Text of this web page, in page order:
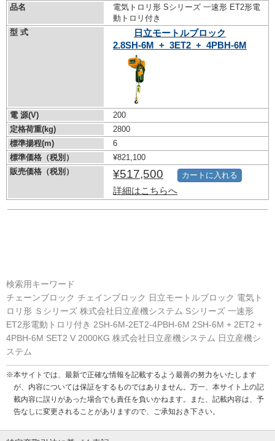
品名
電気トロリ形 Sシリーズ 一速形 ET2形電
動トロリ付き
型 式
日立モートルブロック
2.8SH-6M_+_3ET2_+_4PBH-6M
電 源(V)
200
定格荷重(kg)
2800
標準揚程(m)
6
標準価格（税別）
¥821,100
販売価格（税別）
¥517,500
詳細はこちらへ
カートに入れる
検索用キーワード
チェーンブロック チェインブロック 日立モートルブロック 電気ト
ロリ形 Ｓシリーズ 株式会社日立産機システム Sシリーズ 一速形
ET2形電動トロリ付き 2SH-6M-2ET2-4PBH-6M 2SH-6M + 2ET2 +
4PBH-6M SET2 V 2000KG 株式会社日立産機システム 日立産機シ
ステム
※本サイトでは、最新で正確な情報を記載するよう最善の努力をいたします
が、内容については保証をするものではありません。万一、本サイト上の記
載内容に誤りがあった場合でも責任を負いかねます。また、記載内容は、予
告なしに変更されることがありますので、ご承知おき下さい。